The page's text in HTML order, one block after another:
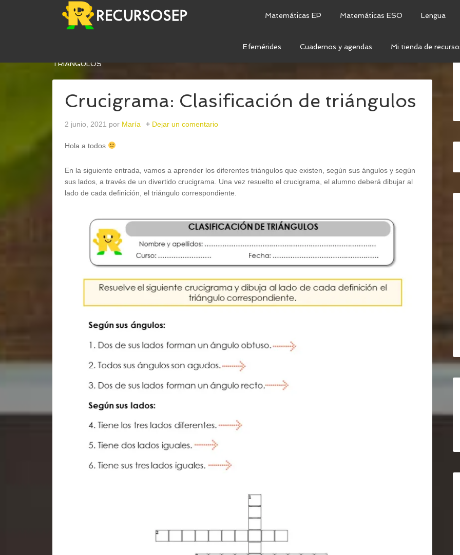
Matemáticas EP Matemáticas ESO Lengua
Efemérides Cuadernos y agendas Mi tienda de
CRUCIGRAMA: CLASIFICACIÓN DE
TRIÁNGULOS
Crucigrama: Clasificación de triángulos
2 junio, 2021 por María Dejar un comentario
Hola a todos
En la siguiente entrada, vamos a aprender los diferentes triángulos que existen, según sus ángulos y según
sus lados, a través de un divertido crucigrama. Una vez resuelto el crucigrama, el alumno deberá dibujar al
lado de cada definición, el triángulo correspondiente.